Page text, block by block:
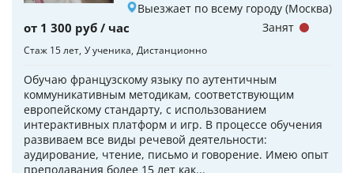
Выезжает по всему городу (Москва)
от 1 300 руб / час
Стаж 15 лет У ученика Дистанционно
Обучаю французскому языку по аутентичным
коммуникативным методикам, соответствующим
европейскому стандарту, с использованием
интерактивных платформ и игр. В процессе обучения
развиваем все виды речевой деятельности:
аудирование, чтение, письмо и говорение. Имею опыт
преподавания более 15 лет как...
Занят